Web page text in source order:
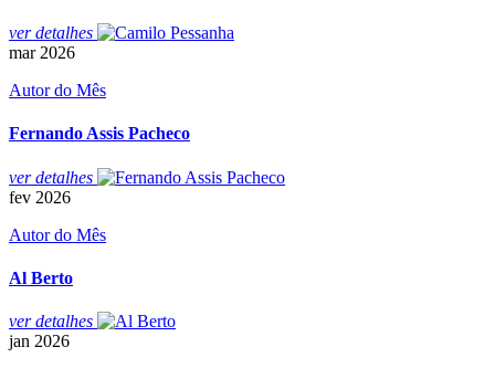
ver detalhes
mar 2026
Autor do Mês
Fernando Assis Pacheco
ver detalhes
fev 2026
Autor do Mês
Al Berto
ver detalhes
jan 2026